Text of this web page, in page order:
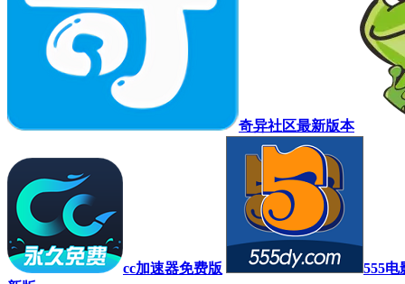
奇异社区最新版本
cc加速器免费版
555电